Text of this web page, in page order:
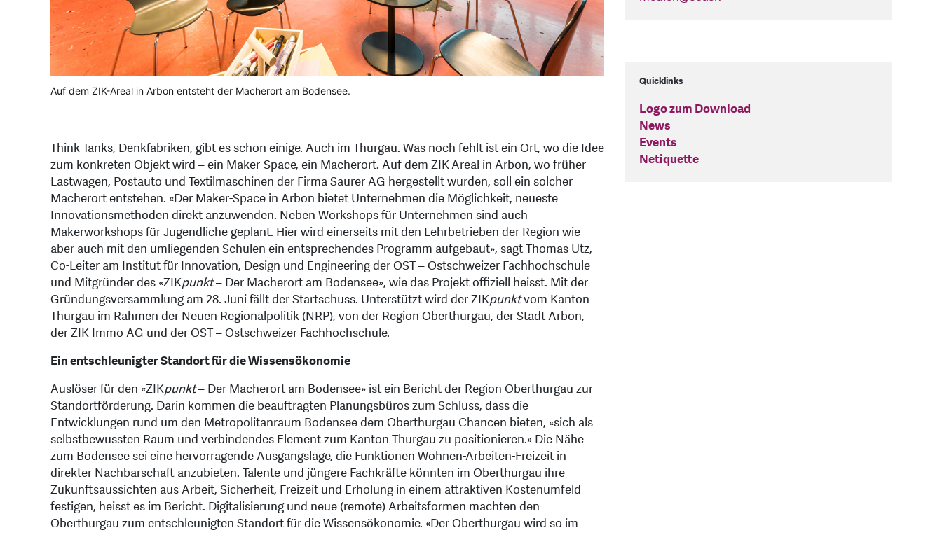
Auf dem ZIK-Areal in Arbon entsteht der Macherort am Bodensee.
Think Tanks, Denkfabriken, gibt es schon einige. Auch im Thurgau. Was noch fehlt ist ein Ort, wo die Idee
zum konkreten Objekt wird – ein Maker-Space, ein Macherort. Auf dem ZIK-Areal in Arbon, wo früher
Lastwagen, Postauto und Textilmaschinen der Firma Saurer AG hergestellt wurden, soll ein solcher
Macherort entstehen. «Der Maker-Space in Arbon bietet Unternehmen die Möglichkeit, neueste
Innovationsmethoden direkt anzuwenden. Neben Workshops für Unternehmen sind auch
Makerworkshops für Jugendliche geplant. Hier wird einerseits mit den Lehrbetrieben der Region wie
aber auch mit den umliegenden Schulen ein entsprechendes Programm aufgebaut», sagt Thomas Utz,
Co-Leiter am Institut für Innovation, Design und Engineering der OST – Ostschweizer Fachhochschule
und Mitgründer des «ZIKpunkt– Der Macherort am Bodensee», wie das Projekt offiziell heisst. Mit der
Gründungsversammlung am 28. Juni fällt der Startschuss. Unterstützt wird der ZIKpunktvom Kanton
Thurgau im Rahmen der Neuen Regionalpolitik (NRP), von der Region Oberthurgau, der Stadt Arbon,
der ZIK Immo AG und der OST – Ostschweizer Fachhochschule.
Ein entschleunigter Standort für die Wissensökonomie
Auslöser für den «ZIKpunkt– Der Macherort am Bodensee» ist ein Bericht der Region Oberthurgau zur
Standortförderung. Darin kommen die beauftragten Planungsbüros zum Schluss, dass die
Entwicklungen rund um den Metropolitanraum Bodensee dem Oberthurgau Chancen bieten, «sich als
selbstbewussten Raum und verbindendes Element zum Kanton Thurgau zu positionieren.» Die Nähe
zum Bodensee sei eine hervorragende Ausgangslage, die Funktionen Wohnen-Arbeiten-Freizeit in
direkter Nachbarschaft anzubieten. Talente und jüngere Fachkräfte könnten im Oberthurgau ihre
Zukunftsaussichten aus Arbeit, Sicherheit, Freizeit und Erholung in einem attraktiven Kostenumfeld
festigen, heisst es im Bericht. Digitalisierung und neue (remote) Arbeitsformen machten den
Oberthurgau zum entschleunigten Standort für die Wissensökonomie. «Der Oberthurgau wird so im
Quicklinks
Logo zum Download
News
Events
Netiquette